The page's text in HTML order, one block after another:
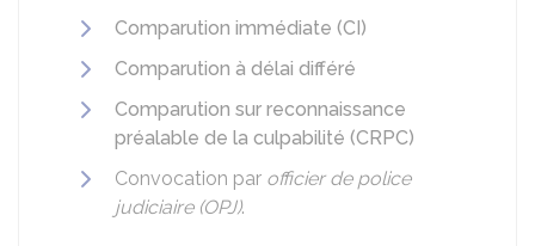
Comparution immédiate (CI)
Comparution à délai différé
Comparution sur reconnaissance
préalable de la culpabilité (CRPC)
Convocation par officier de police
judiciaire (OPJ).